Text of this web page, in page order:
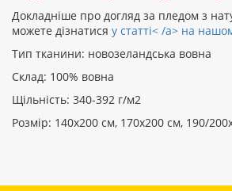
Докладніше про догляд за пледом з
можете дізнатися у статті< /a> на
Тип тканини: новозеландська вовна
Склад: 100% вовна
Щільність: 340-392 г/м2
Розмір: 140х200 см, 170х200 см, 190/